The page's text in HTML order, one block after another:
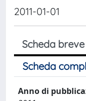
2011-01-01
Scheda breve
Scheda
Anno di